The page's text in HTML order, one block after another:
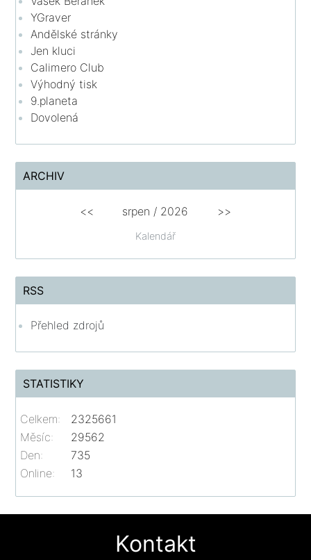
YGraver
Andělské stránky
Jen kluci
Calimero Club
Výhodný tisk
9.planeta
Dovolená
ARCHIV
Kalendář
<< srpen / 2026 >>
RSS
Přehled zdrojů
STATISTIKY
Online: 13
Celkem:
2325661
Měsíc:
29562
Den:
735
Kontakt